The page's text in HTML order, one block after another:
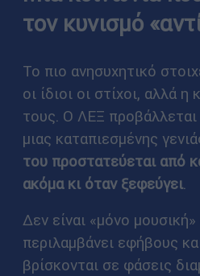
τον κυνισμό
Το πιο ανησυχητικό
οι ίδιοι οι στίχοι, αλλά
τους. Ο ΛΕΞ
μιας καταπιεσμένης
του προστατεύεται από
ακόμα κι όταν ξεφεύγει.
Δεν είναι «μόνο
περιλαμβάνει εφήβους
βρίσκονται σε φάσεις